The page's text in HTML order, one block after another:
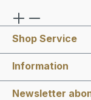
Schnittlauch-
Highlight
Kinder ihre
es auf der
duftet! Inhalt:
Shop Service
Information
Newsletter